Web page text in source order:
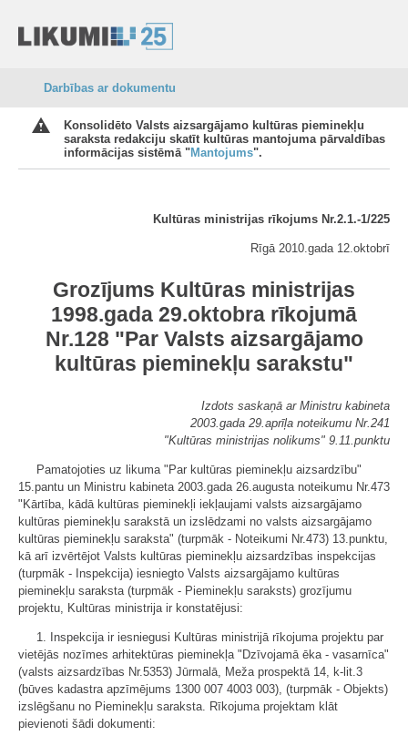
Darbības ar dokumentu
Konsolidēto Valsts aizsargājamo kultūras pieminekļu
saraksta redakciju skatīt kultūras mantojuma pārvaldības
informācijas sistēmā "Mantojums".
Kultūras ministrijas rīkojums Nr.2.1.-1/225
Rīgā 2010.gada 12.oktobrī
Grozījums Kultūras ministrijas
1998.gada 29.oktobra rīkojumā
Nr.128 "Par Valsts aizsargājamo
kultūras pieminekļu sarakstu"
Izdots saskaņā ar Ministru kabineta
2003.gada 29.aprīļa noteikumu Nr.241
"Kultūras ministrijas nolikums" 9.11.punktu
Pamatojoties uz likuma "Par kultūras pieminekļu aizsardzību"
15.pantu un Ministru kabineta 2003.gada 26.augusta noteikumu Nr.473
"Kārtība, kādā kultūras pieminekļi iekļaujami valsts aizsargājamo
kultūras pieminekļu sarakstā un izslēdzami no valsts aizsargājamo
kultūras pieminekļu saraksta" (turpmāk - Noteikumi Nr.473) 13.punktu,
kā arī izvērtējot Valsts kultūras pieminekļu aizsardzības inspekcijas
(turpmāk - Inspekcija) iesniegto Valsts aizsargājamo kultūras
pieminekļu saraksta (turpmāk - Pieminekļu saraksts) grozījumu
projektu, Kultūras ministrija ir konstatējusi:
1. Inspekcija ir iesniegusi Kultūras ministrijā rīkojuma projektu par
vietējās nozīmes arhitektūras pieminekļa "Dzīvojamā ēka - vasarnīca"
(valsts aizsardzības Nr.5353) Jūrmalā, Meža prospektā 14, k-lit.3
(būves kadastra apzīmējums 1300 007 4003 003), (turpmāk - Objekts)
izslēgšanu no Pieminekļu saraksta. Rīkojuma projektam klāt
pievienoti šādi dokumenti: